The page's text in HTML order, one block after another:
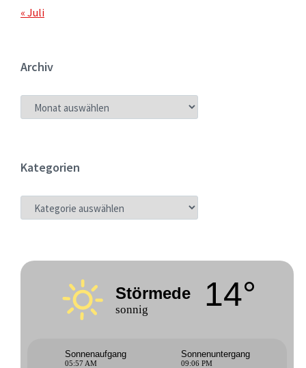
« Juli
Archiv
ARCHIV
Kategorien
KATEGORIEN
Störmede
sonnig 14°
Sonnenaufgang
05:57 AM
Sonnenuntergang
09:06 PM